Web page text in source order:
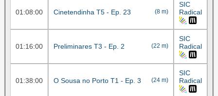
01:08:00 Cinetendinha T5 - Ep. 23 (8 m)
SIC
Radical
01:16:00 Preliminares T3 - Ep. 2 (22 m)
SIC
Radical
01:38:00 O Sousa no Porto T1 - Ep. 3 (24 m)
SIC
Radical